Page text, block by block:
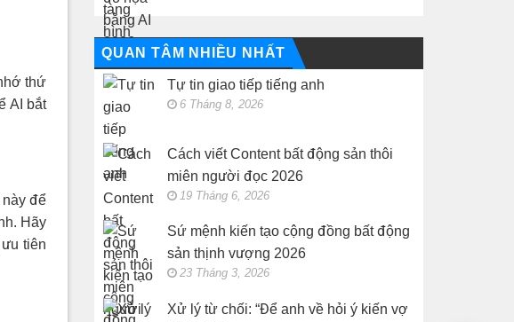
thứ
AI bắt
này để
Hãy
tiên
QUAN TÂM NHIỀU NHẤT
Tự tin giao tiếp tiếng anh
6 Tháng 8, 2026
Cách viết Content bất động sản thôi
miên người đọc 2026
19 Tháng 6, 2026
Sứ mệnh kiến tạo cộng đồng bất động
sản thịnh vượng 2026
23 Tháng 3, 2026
Xử lý từ chối: “Để anh về hỏi ý kiến vợ